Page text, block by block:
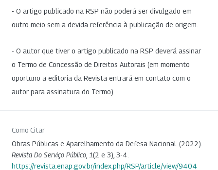
- O artigo publicado na RSP não poderá ser divulgado em
outro meio sem a devida referência à publicação de origem.
- O autor que tiver o artigo publicado na RSP deverá assinar
o Termo de Concessão de Direitos Autorais (em momento
oportuno a editoria da Revista entrará em contato com o
autor para assinatura do Termo).
Como Citar
Obras Públicas e Aparelhamento da Defesa Nacional. (2022).
Revista Do Serviço Público 1(2 e 3), 3-4.
https://revista.enap.gov.br/index.php/RSP/article/view/9404